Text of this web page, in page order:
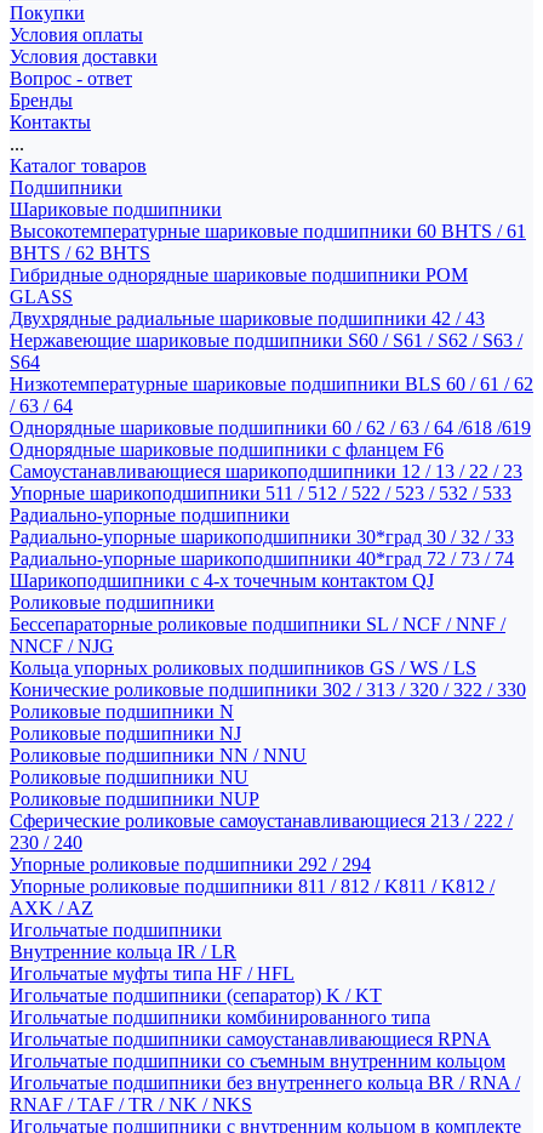
Покупки
Условия оплаты
Условия доставки
Вопрос - ответ
Бренды
Контакты
...
Каталог товаров
Подшипники
Шариковые подшипники
Высокотемпературные шариковые подшипники 60 BHTS / 61
BHTS / 62 BHTS
Гибридные однорядные шариковые подшипники POM
GLASS
Двухрядные радиальные шариковые подшипники 42 / 43
Нержавеющие шариковые подшипники S60 / S61 / S62 / S63 /
S64
Низкотемпературные шариковые подшипники BLS 60 / 61 / 62
/ 63 / 64
Однорядные шариковые подшипники 60 / 62 / 63 / 64 /618 /619
Однорядные шариковые подшипники с фланцем F6
Самоустанавливающиеся шарикоподшипники 12 / 13 / 22 / 23
Упорные шарикоподшипники 511 / 512 / 522 / 523 / 532 / 533
Радиально-упорные подшипники
Радиально-упорные шарикоподшипники 30*град 30 / 32 / 33
Радиально-упорные шарикоподшипники 40*град 72 / 73 / 74
Шарикоподшипники с 4-х точечным контактом QJ
Роликовые подшипники
Бессепараторные роликовые подшипники SL / NCF / NNF /
NNCF / NJG
Кольца упорных роликовых подшипников GS / WS / LS
Конические роликовые подшипники 302 / 313 / 320 / 322 / 330
Роликовые подшипники N
Роликовые подшипники NJ
Роликовые подшипники NN / NNU
Роликовые подшипники NU
Роликовые подшипники NUP
Сферические роликовые самоустанавливающиеся 213 / 222 /
230 / 240
Упорные роликовые подшипники 292 / 294
Упорные роликовые подшипники 811 / 812 / K811 / K812 /
AXK / AZ
Игольчатые подшипники
Внутренние кольца IR / LR
Игольчатые муфты типа HF / HFL
Игольчатые подшипники (сепаратор) K / KT
Игольчатые подшипники комбинированного типа
Игольчатые подшипники самоустанавливающиеся RPNA
Игольчатые подшипники со съемным внутренним кольцом
Игольчатые подшипники без внутреннего кольца BR / RNA /
RNAF / TAF / TR / NK / NKS
Игольчатые подшипники с внутренним кольцом в комплекте